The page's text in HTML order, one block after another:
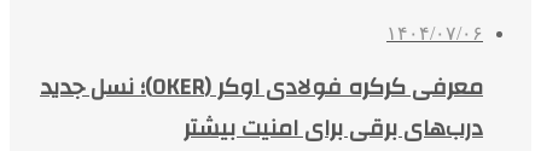
۱۴۰۴/۰۷/۰۶
معرفی کرکره فولادی اوکر (OKER)؛ نسل جدید
درب‌های برقی برای امنیت بیشتر